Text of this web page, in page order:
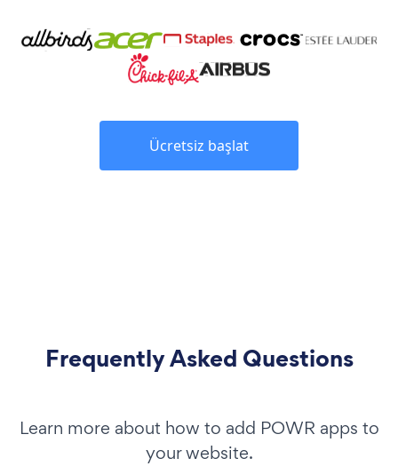
Ücretsiz başlat
Frequently Asked Questions
Learn more about how to add POWR apps to
your website.